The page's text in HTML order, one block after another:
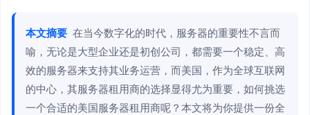
本文摘要 在当今数字化的时代，服务器的重要性不言而
喻，无论是大型企业还是初创公司，都需要一个稳定、高
效的服务器来支持其业务运营，而美国，作为全球互联网
的中心，其服务器租用商的选择显得尤为重要，如何挑选
一个合适的美国服务器租用商呢？本文将为你提供一份全